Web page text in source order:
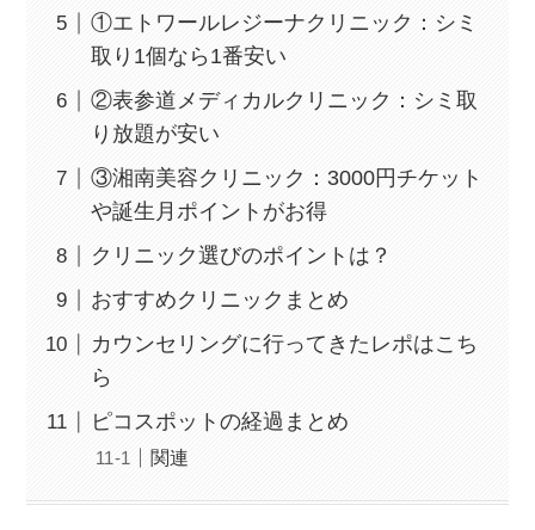
①エトワールレジーナクリニック：シミ
取り1個なら1番安い
②表参道メディカルクリニック：シミ取
り放題が安い
③湘南美容クリニック：3000円チケット
や誕生月ポイントがお得
クリニック選びのポイントは？
おすすめクリニックまとめ
カウンセリングに行ってきたレポはこち
ら
ピコスポットの経過まとめ
関連